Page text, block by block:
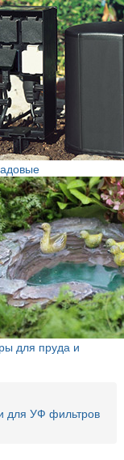
для пруда и
для УФ фильтров